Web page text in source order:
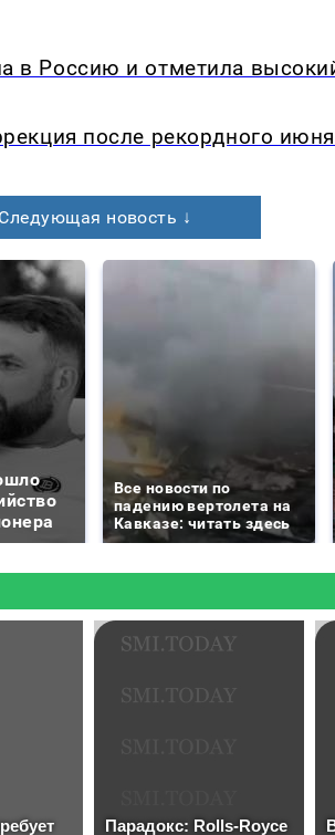
в Россию и отметила
после рекордного
Следующая новость ↓
Все новости по
падению вертолета на
Кавказе: читать здесь